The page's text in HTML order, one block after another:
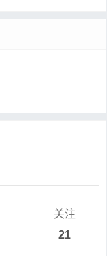
关注
21